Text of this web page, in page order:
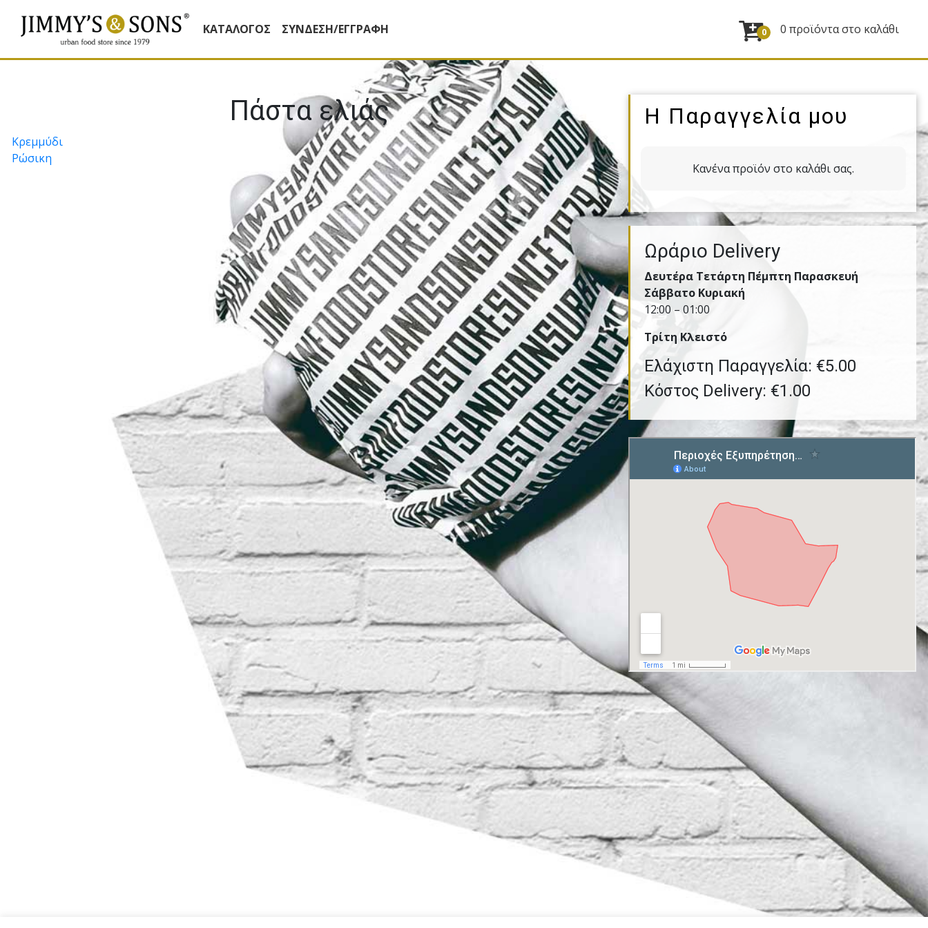
ΚΑΤΆΛΟΓΟΣ ΣΥΝΔΕΣΗ/ΕΓΓΡΑΦΗ 0 0 προϊόντα στο καλάθι
Πάστα ελιάς
Πλοήγηση
άρθρων
Κρεµµύδι
Ρώσικη
Η Παραγγελία μου
Κανένα προϊόν στο καλάθι σας.
Ωράριο Delivery
Δευτέρα Τετάρτη Πέμπτη Παρασκευή
Σάββατο Κυριακή
12:00 – 01:00
Τρίτη Kλειστό
Ελάχιστη Παραγγελία: €5.00
Κόστος Delivery: €1.00